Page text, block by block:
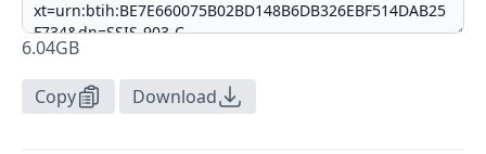
6.04GB
Copy Download